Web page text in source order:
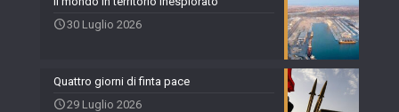
30 Luglio 2026
Quattro giorni di finta pace
29 Luglio 2026